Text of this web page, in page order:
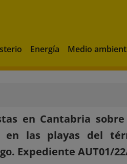
Energía Medio
en Cantabria
en las playas del
Expediente AUT01/